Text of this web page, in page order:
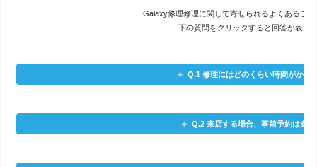
Galaxy修理修理に関して寄せられるよくあるご
下の質問をクリックすると回答が表示
Q.1 修理にはどのくらい時間がかか
Q.2 来店する場合、事前予約は必